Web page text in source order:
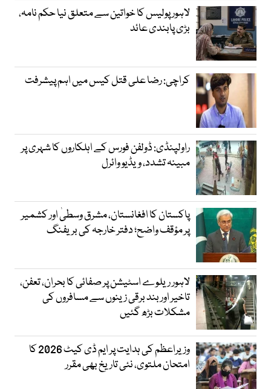
لاہور پولیس کا خواتین سے متعلق نیا حکم نامہ،
بڑی پابندی عائد
کراچی: رضا علی قتل کیس میں اہم پیشرفت
راولپنڈی: ڈولفن فورس کے اہلکاروں کا شہری پر
مبینہ تشدد، ویڈیو وائرل
پاکستان کا افغانستان، مشرق وسطیٰ اور کشمیر
پر مؤقف واضح؛ دفتر خارجہ کی بریفنگ
لاہور ریلوے اسٹیشن پر صفائی کا بحران، تعفن،
تاخیر اور بند برقی زینوں سے مسافروں کی
مشکلات بڑھ گئیں
وزیراعظم کی ہدایت پر ایم ڈی کیٹ 2026 کا
امتحان ملتوی، نئی تاریخ بھی مقرر